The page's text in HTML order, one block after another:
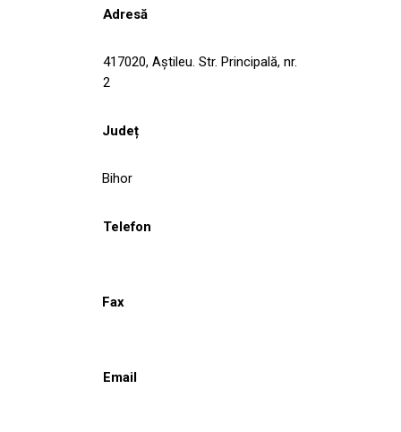
Adresă
417020, Aştileu. Str. Principală, nr.
2
Județ
Bihor
Telefon
Fax
Email